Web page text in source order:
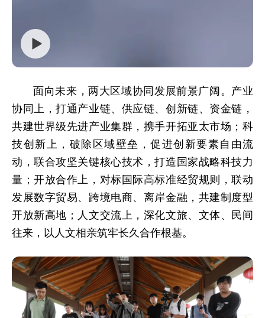
面向未来，两大区域协同发展前景广阔。产业
协同上，打通产业链、供应链、创新链、资金链，
共建世界级先进产业集群，携手开拓亚太市场；科
技创新上，破除区域壁垒，促进创新要素自由流
动，联合攻坚关键核心技术，打造国家战略科技力
量；开放合作上，对标国际高标准经贸规则，联动
发展数字贸易、跨境电商、离岸金融，共建制度型
开放新高地；人文交流上，深化文旅、文体、民间
往来，以人文相亲筑牢长久合作根基。